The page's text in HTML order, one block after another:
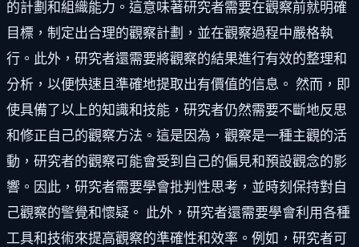
的計劃和組織能力。這意味著研究者需要在觀察前就明確
目標，制定出合理的觀察計劃，並在觀察過程中嚴格執
行。此外，研究者還需要將觀察的結果進行有效的整理和
分析，以便快速且準確地提取出有價值的信息。 然而，即
使具備了以上的知識和技能，研究者仍然需要不斷地反思
和修正自己的觀察方法。這是因為，觀察是一種主觀的活
動，研究者的觀察可能會受到自己的偏見和預設觀念的影
響。因此，研究者需要學會批判性思考，並時刻保持對自
己觀察的警覺和懷疑。 此外，研究者還需要學會利用各種
工具和技術來提高觀察的準確性和效率。例如，研究者可